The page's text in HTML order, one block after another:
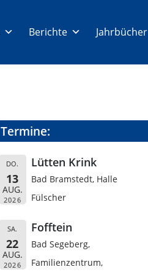
Berichte Jahrbücher
Termine:
DO.
13
AUG.
2026
Lütten Krink
Bad Bramstedt, Halle
Fülscher
SA.
22
AUG.
2026
Fofftein
Bad Segeberg,
Familienzentrum,